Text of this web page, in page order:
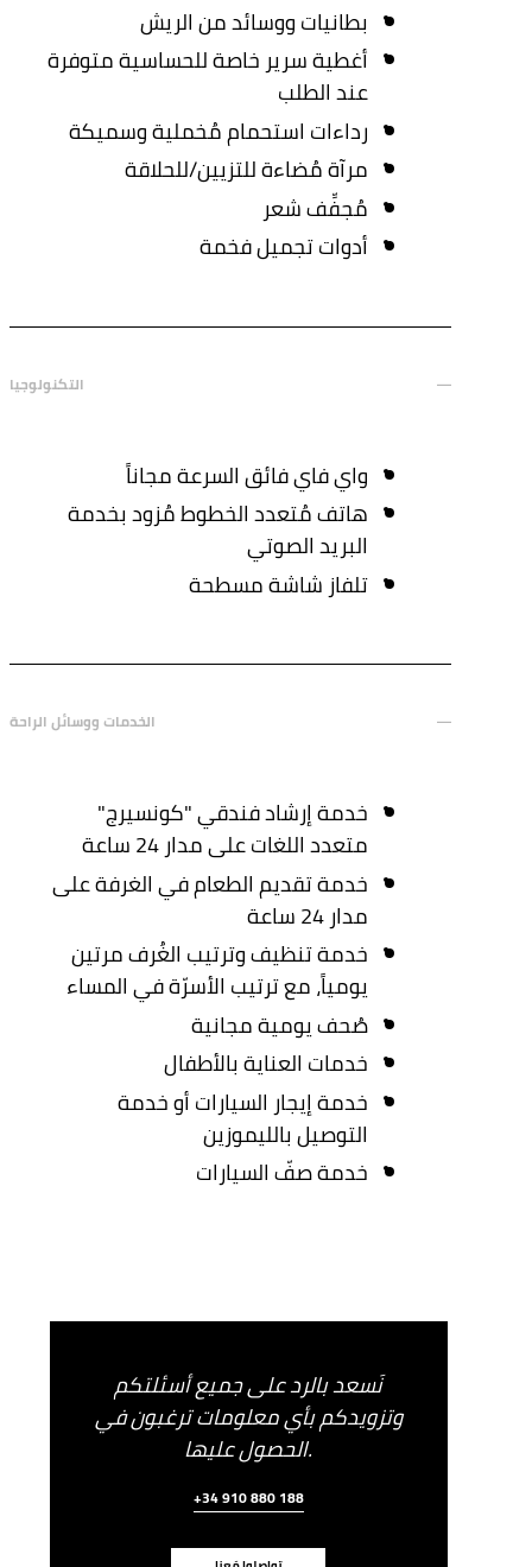
بطانيات ووسائد من الريش
أغطية سرير خاصة للحساسية متوفرة
عند الطلب
رداءات استحمام مُخملية وسميكة
مرآة مُضاءة للتزيين/للحلاقة
مُجفِّف شعر
أدوات تجميل فخمة
التكنولوجيا
واي فاي فائق السرعة مجاناً
هاتف مُتعدد الخطوط مُزود بخدمة
البريد الصوتي
تلفاز شاشة مسطحة
الخدمات ووسائل الراحة
خدمة إرشاد فندقي "كونسيرج"
متعدد اللغات على مدار 24 ساعة
خدمة تقديم الطعام في الغرفة على
مدار 24 ساعة
خدمة تنظيف وترتيب الغُرف مرتين
يومياً، مع ترتيب الأسرّة في المساء
صُحف يومية مجانية
خدمات العناية بالأطفال
خدمة إيجار السيارات أو خدمة
التوصيل بالليموزين
خدمة صفّ السيارات
نَسعد بالرد على جميع أسئلتكم
وتزويدكم بأي معلومات ترغبون في
الحصول عليها.
+34 910 880 188